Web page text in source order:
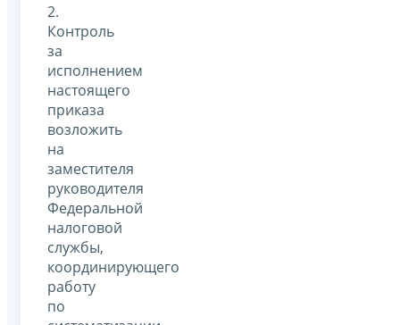
2.
Контроль
за
исполнением
настоящего
приказа
возложить
на
заместителя
руководителя
Федеральной
налоговой
службы,
координирующего
работу
по